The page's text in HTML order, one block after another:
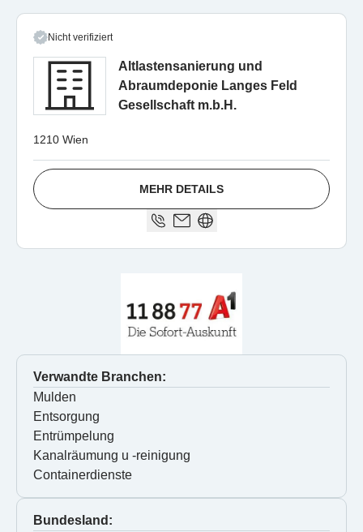
Nicht verifiziert
Altlastensanierung und
Abraumdeponie Langes Feld
Gesellschaft m.b.H.
1210 Wien
MEHR DETAILS
Verwandte Branchen:
Mulden
Entsorgung
Entrümpelung
Kanalräumung u -reinigung
Containerdienste
Bundesland: